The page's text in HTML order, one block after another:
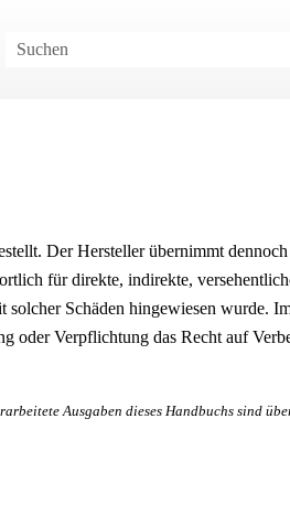
Der Hersteller übernimmt
für direkte, indirekte,
Schäden hingewiesen wurde.
Verpflichtung das Recht auf
Ausgaben dieses Handbuchs sind